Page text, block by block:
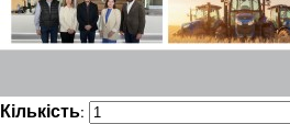
Кількість: